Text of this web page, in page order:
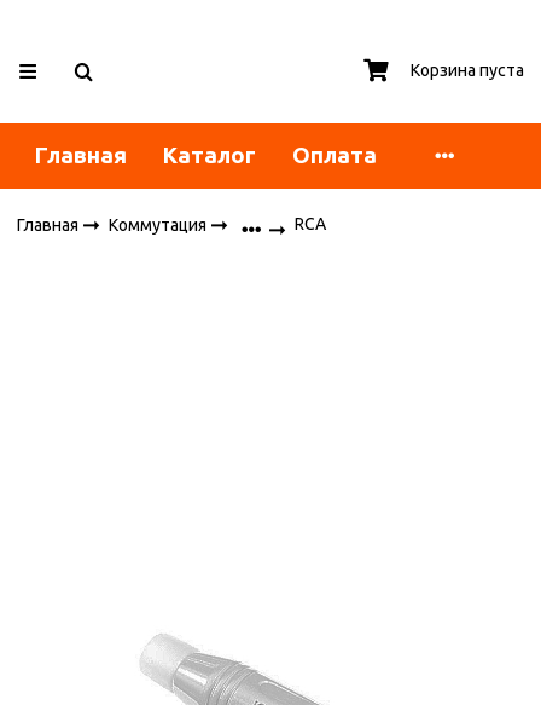
Корзина пуста
Главная Каталог Оплата
Главная Коммутация RCA